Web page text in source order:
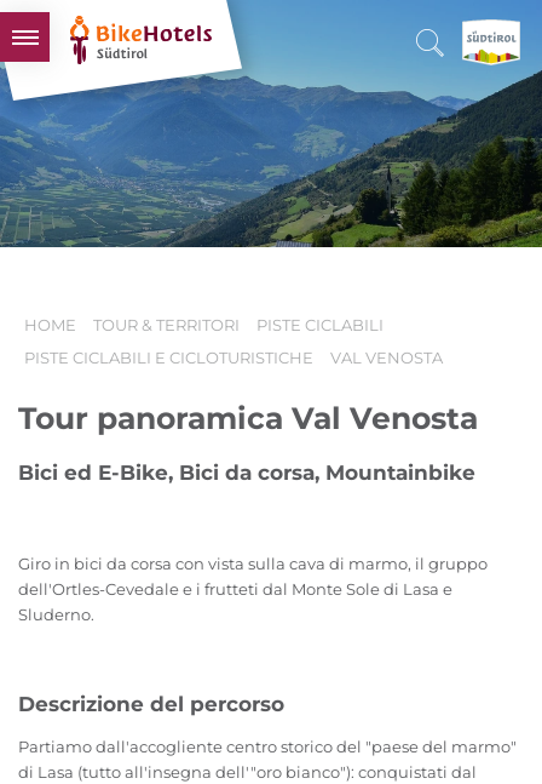
BIKEHOTELS
HOTELS & PACCHETTI
TOUR & TERRITORI
L'ALTO ADIGE & NOI
HOME TOUR & TERRITORI
PISTE CICLABILI
PISTE CICLABILI E CICLOTURISTICHE
VAL VENOSTA
Tour panoramica Val Venosta
Bici ed E-Bike, Bici da corsa, Mountainbike
Giro in bici da corsa con vista sulla cava di marmo, il gruppo
dell'Ortles-Cevedale e i frutteti dal Monte Sole di Lasa e
Sluderno.
Descrizione del percorso
Partiamo dall'accogliente centro storico del "paese del marmo"
di Lasa (tutto all'insegna dell'"oro bianco"): conquistati dal